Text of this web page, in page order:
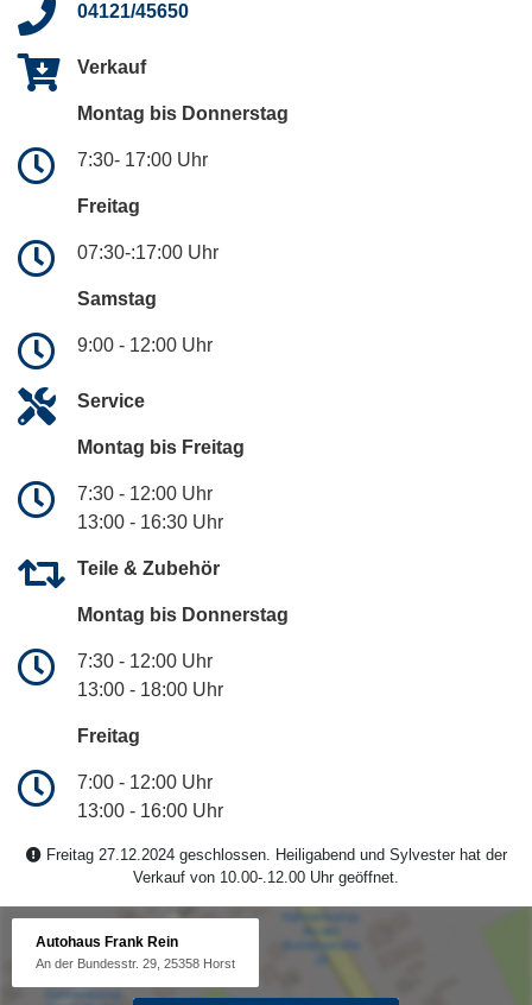
04121/45650
Verkauf
Montag bis Donnerstag
7:30- 17:00 Uhr
Freitag
07:30-:17:00 Uhr
Samstag
9:00 - 12:00 Uhr
Service
Montag bis Freitag
7:30 - 12:00 Uhr
13:00 - 16:30 Uhr
Teile & Zubehör
Montag bis Donnerstag
7:30 - 12:00 Uhr
13:00 - 18:00 Uhr
Freitag
7:00 - 12:00 Uhr
13:00 - 16:00 Uhr
Freitag 27.12.2024 geschlossen. Heiligabend und Sylvester hat der
Verkauf von 10.00-.12.00 Uhr geöffnet.
Autohaus Frank Rein
An der Bundesstr. 29, 25358 Horst